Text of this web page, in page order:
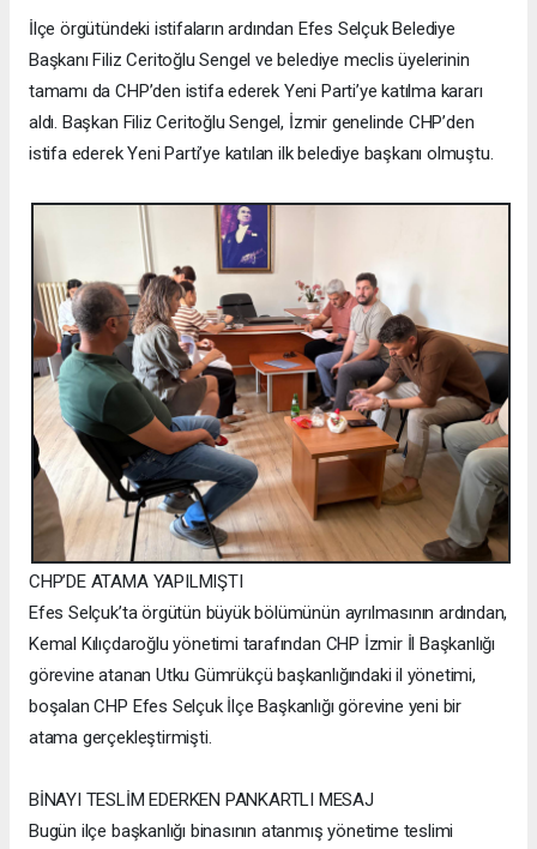
İlçe örgütündeki istifaların ardından Efes Selçuk Belediye
Başkanı Filiz Ceritoğlu Sengel ve belediye meclis üyelerinin
tamamı da CHP’den istifa ederek Yeni Parti’ye katılma kararı
aldı. Başkan Filiz Ceritoğlu Sengel, İzmir genelinde CHP’den
istifa ederek Yeni Parti’ye katılan ilk belediye başkanı olmuştu.
CHP’DE ATAMA YAPILMIŞTI
Efes Selçuk’ta örgütün büyük bölümünün ayrılmasının ardından,
Kemal Kılıçdaroğlu yönetimi tarafından CHP İzmir İl Başkanlığı
görevine atanan Utku Gümrükçü başkanlığındaki il yönetimi,
boşalan CHP Efes Selçuk İlçe Başkanlığı görevine yeni bir
atama gerçekleştirmişti.
BİNAYI TESLİM EDERKEN PANKARTLI MESAJ
Bugün ilçe başkanlığı binasının atanmış yönetime teslimi